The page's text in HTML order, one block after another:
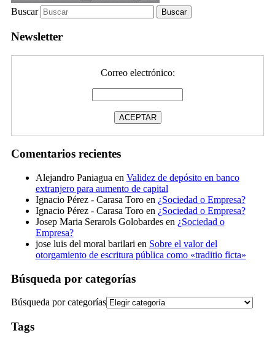
Buscar
Newsletter
Correo electrónico:
Comentarios recientes
Alejandro Paniagua en Validez de depósito en banco
extranjero para aumento de capital
Ignacio Pérez - Carasa Toroen ¿Sociedad o Empresa?
Ignacio Pérez - Carasa Toroen ¿Sociedad o Empresa?
Josep Maria Serarols Golobardesen ¿Sociedad o
Empresa?
jose luis del moral barilari en Sobre el valor del
otorgamiento de escritura pública como «traditio ficta»
Búsqueda por categorías
Búsqueda por categorías
Tags